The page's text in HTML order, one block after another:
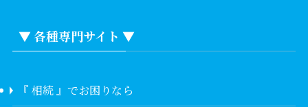
▼ 各種専門サイト ▼
『 相続 』でお困りなら